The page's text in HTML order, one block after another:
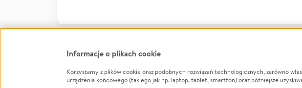
Informacje
Informacje o plikach cookie
Korzystamy z plików cookie oraz podobnych rozwiązań technologicznych, zarówno
urządzenia końcowego (takiego jak np. laptop, tablet, smartfon) oraz późniejsze